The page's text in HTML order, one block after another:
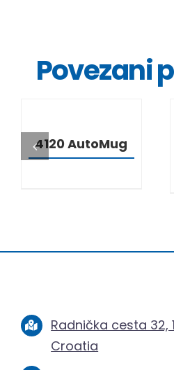
Povezani
4120 AutoMug
Radnička cesta 32,
Croatia